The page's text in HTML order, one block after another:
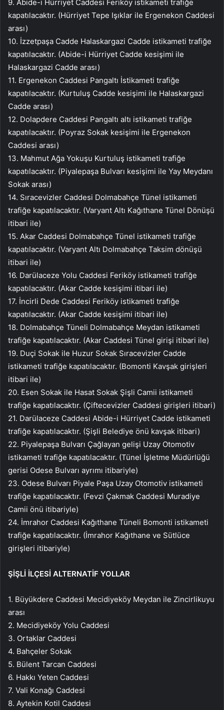
9. Abide-i Hürriyet Caddesi Feriköy istikameti trafiğe
kapatılacaktır. (Hürriyet Tepe Işıklar ile Ergenekon Caddesi
arası)
10. İzzetpaşa Cadde Halaskargazi Cadde istikameti trafiğe
kapatılacaktır. (Abide-i Hürriyet Cadde kesişimi ile
Halaskargazi Cadde arası)
11. Ergenekon Caddesi Pangaltı İstikameti trafiğe
kapatılacaktır. (Kurtuluş Cadde kesişimi ile Halaskargazi
Cadde arası)
12. Dolapdere Caddesi Pangaltı altı istikameti trafiğe
kapatılacaktır. (Poyraz Sokak kesişimi ile Ergenekon
Caddesi arası)
13. Mahmut Ağa Yokuşu Kurtuluş istikameti trafiğe
kapatılacaktır. (Piyalepaşa Bulvarı kesişimi ile Yay Meydanı
Sokak arası)
14. Sıracevizler Caddesi Dolmabahçe Tünel istikameti
trafiğe kapatılacaktır. (Varyant Altı Kağıthane Tünel Dönüşü
itibari ile)
15. Akar Caddesi Dolmabahçe Tünel istikameti trafiğe
kapatılacaktır. (Varyant Altı Dolmabahçe Taksim dönüşü
itibari ile)
16. Darülaceze Yolu Caddesi Feriköy istikameti trafiğe
kapatılacaktır. (Akar Cadde kesişimi itibari ile)
17. İncirli Dede Caddesi Feriköy istikameti trafiğe
kapatılacaktır. (Akar Cadde kesişimi itibari ile)
18. Dolmabahçe Tüneli Dolmabahçe Meydan istikameti
trafiğe kapatılacaktır. (Akar Caddesi Tünel girişi itibari ile)
19. Duçi Sokak ile Huzur Sokak Sıracevizler Cadde
istikameti trafiğe kapatılacaktır. (Bomonti Kavşak girişleri
itibari ile)
20. Esen Sokak ile Hasat Sokak Şişli Camii istikameti
trafiğe kapatılacaktır. (Çiftecevizler Caddesi girişleri itibari)
21. Darülaceze Caddesi Abide-i Hürriyet Cadde istikameti
trafiğe kapatılacaktır. (Şişli Belediye önü kavşak itibari)
22. Piyalepaşa Bulvarı Çağlayan gelişi Uzay Otomotiv
istikameti trafiğe kapatılacaktır. (Tünel İşletme Müdürlüğü
gerisi Odese Bulvarı ayrımı itibariyle)
23. Odese Bulvarı Piyale Paşa Uzay Otomotiv istikameti
trafiğe kapatılacaktır. (Fevzi Çakmak Caddesi Muradiye
Camii önü itibariyle)
24. İmrahor Caddesi Kağıthane Tüneli Bomonti istikameti
trafiğe kapatılacaktır. (İmrahor Kağıthane ve Sütlüce
girişleri itibariyle)
ŞİŞLİ İLÇESİ ALTERNATİF YOLLAR
1. Büyükdere Caddesi Mecidiyeköy Meydan ile Zincirlikuyu
arası
2. Mecidiyeköy Yolu Caddesi
3. Ortaklar Caddesi
4. Bahçeler Sokak
5. Bülent Tarcan Caddesi
6. Hakkı Yeten Caddesi
7. Vali Konağı Caddesi
8. Aytekin Kotil Caddesi